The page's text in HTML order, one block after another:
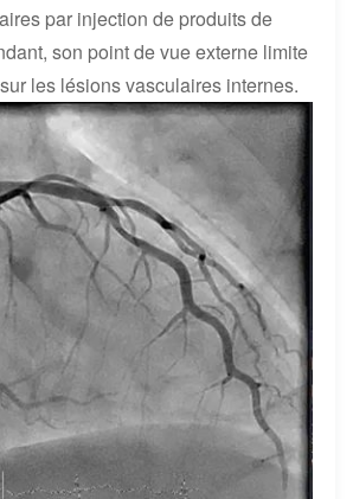
par injection de produits de
son point de vue externe limite
les lésions vasculaires internes.